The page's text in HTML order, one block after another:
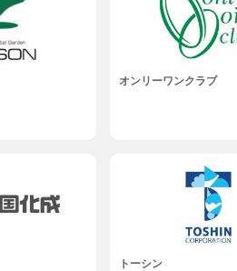
オンリーワンクラブ
トーシン